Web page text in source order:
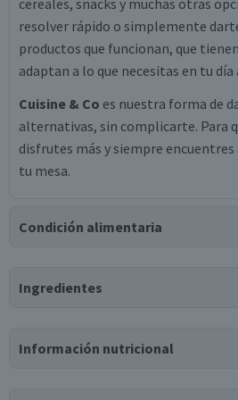
cereales, snacks y muchas otras
resolver rápido o simplemente
productos que funcionan, que
adaptan a lo que necesitas en tu día
Cuisine & Co es nuestra forma de
alternativas, sin complicarte. Para
disfrutes más y siempre
tu mesa.
Condición alimentaria
Ingredientes
Información nutricional